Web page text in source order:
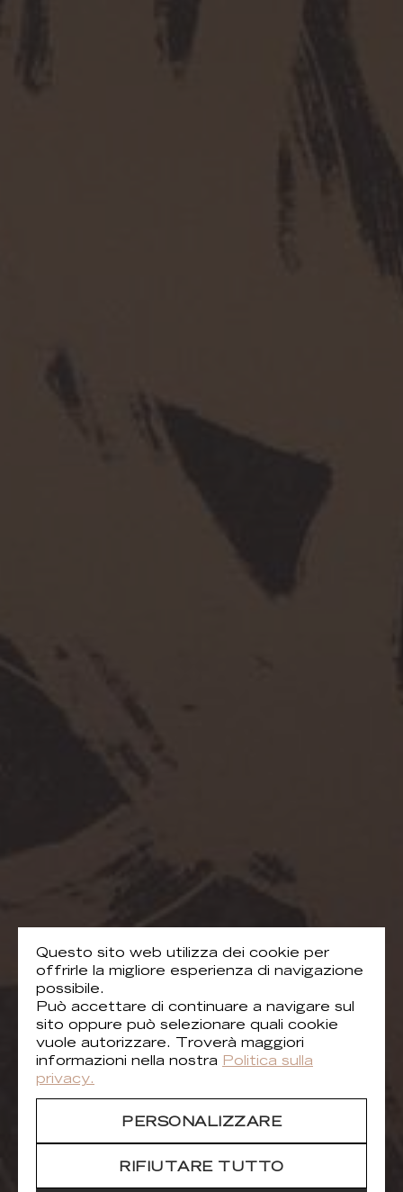
Questo sito web utilizza dei cookie per
offrirle la migliore esperienza di navigazione
possibile.
Può accettare di continuare a navigare sul
sito oppure può selezionare quali cookie
vuole autorizzare. Troverà maggiori
informazioni nella nostra Politica sulla
privacy.
PERSONALIZZARE
RIFIUTARE TUTTO